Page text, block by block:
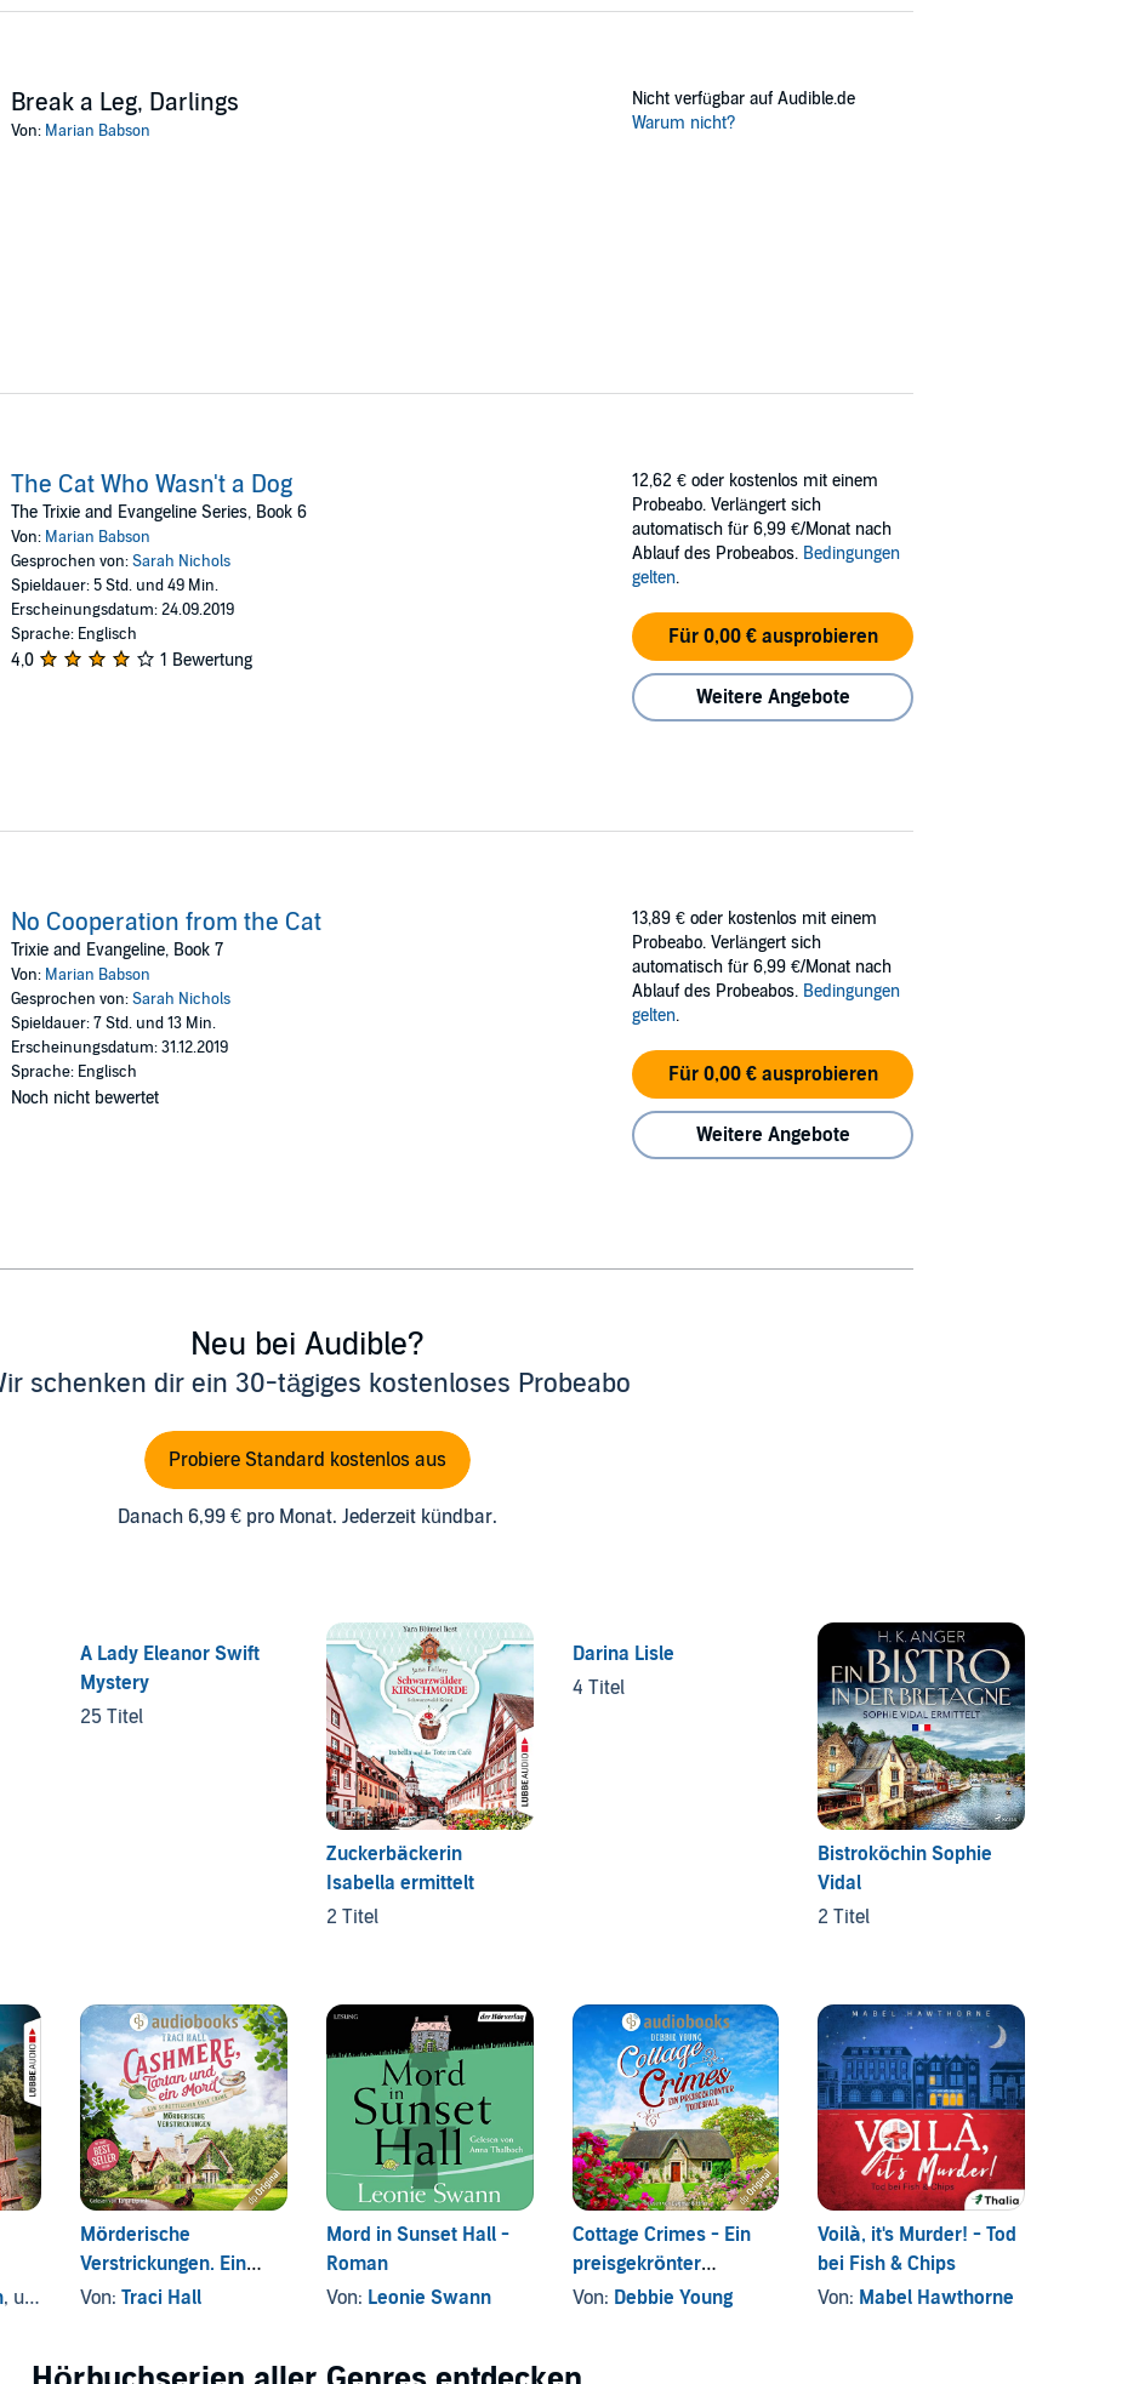
Break a Leg, Darlings
Von: Marian Babson
Nicht verfügbar auf Audible.de
Warum nicht?
The Cat Who Wasn't a Dog
The Trixie and Evangeline Series, Book 6
Von: Marian Babson
Gesprochen von:Sarah Nichols
Spieldauer: 5 Std. und 49 Min.
Erscheinungsdatum: 24.09.2019
Sprache: Englisch
4,0 1 Bewertung
12,62 € oder kostenlos mit einem
Probeabo. Verlängert sich
automatisch für 6,99 €/Monat nach
Ablauf des Probeabos. Bedingungen
gelten.
Für 0,00 € ausprobieren
Weitere Angebote
No Cooperation from the Cat
Trixie and Evangeline, Book 7
Von: Marian Babson
Gesprochen von:Sarah Nichols
Spieldauer: 7 Std. und 13 Min.
Erscheinungsdatum: 31.12.2019
Sprache: Englisch
Noch nicht bewertet
13,89 € oder kostenlos mit einem
Probeabo. Verlängert sich
automatisch für 6,99 €/Monat nach
Ablauf des Probeabos. Bedingungen
gelten.
Für 0,00 € ausprobieren
Weitere Angebote
Neu bei Audible?
schenken dir ein 30-tägiges kostenloses Probeabo
Probiere Standard kostenlos aus
Danach 6,99 € pro Monat. Jederzeit kündbar.
A Lady Eleanor Swift
Mystery
25 Titel
Zuckerbäckerin
Isabella ermittelt
2 Titel
Darina Lisle
4 Titel
Bistroköchin Sophie
Vidal
2 Titel
, und andere
Mörderische
Verstrickungen. Ein
schottischer Cosy
Von:Traci Hall
Mord in Sunset Hall -
Roman
Von: Leonie Swann
Cottage Crimes - Ein
preisgekrönter
Todesfall
Von: Debbie Young
Voilà, it's Murder! - Tod
bei Fish & Chips
Von: Mabel Hawthorne